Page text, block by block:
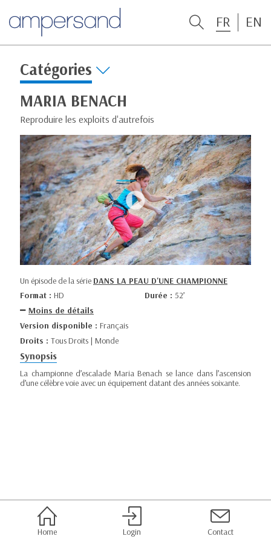
FR EN
Catégories
MARIA BENACH
Reproduire les exploits d'autrefois
Un épisode de la série DANS LA PEAU D'UNE CHAMPIONNE
Format : HD Durée : 52’
Moins de détails
Version disponible : Français
Droits : Tous Droits | Monde
Synopsis
La championne d’escalade Maria Benach se lance dans l’ascension
d’une célèbre voie avec un équipement datant des années soixante.
Home Login Contact